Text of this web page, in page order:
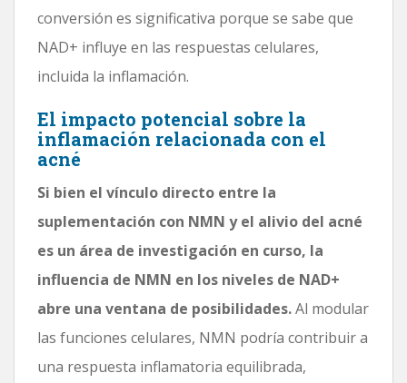
conversión es significativa porque se sabe que
NAD+ influye en las respuestas celulares,
incluida la inflamación.
El impacto potencial sobre la
inflamación relacionada con el
acné
Si bien el vínculo directo entre la
suplementación con NMN y el alivio del acné
es un área de investigación en curso, la
influencia de NMN en los niveles de NAD+
abre una ventana de posibilidades.Al modular
las funciones celulares, NMN podría contribuir a
una respuesta inflamatoria equilibrada,